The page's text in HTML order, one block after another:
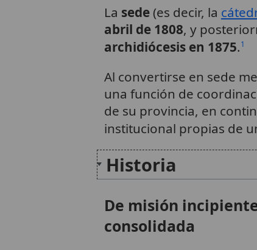
La sede(es decir, la
abril de 1808, y
archidiócesis en 1875.1
Al convertirse en sede
una función de
de su provincia, en
institucional propias de
Historia
De misión
consolidada